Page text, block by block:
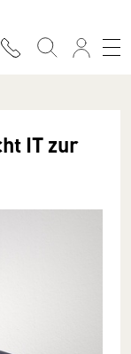
IT zur